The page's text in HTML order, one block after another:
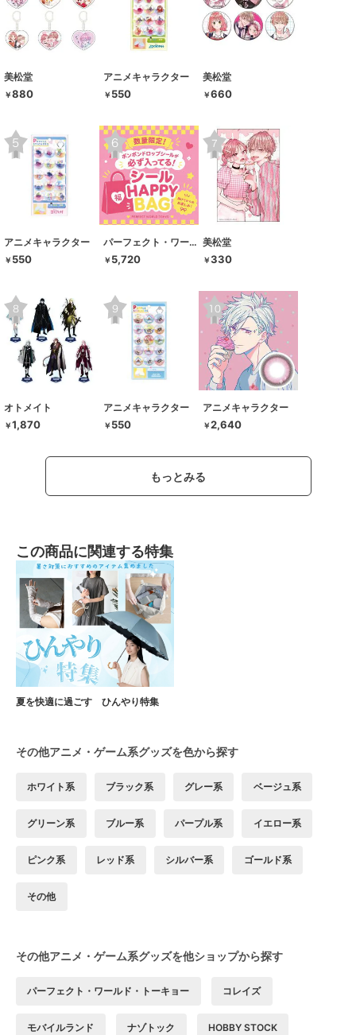
美松堂
￥880
アニメキャラクター
￥ 550
美松堂
￥660
アニメキャラクター
￥ 550
パーフェクト・ワールド・トーキョー
￥ 5,720
美松堂
￥330
オトメイト
￥1,870
アニメキャラクター
￥ 550
アニメキャラクター
￥2,640
もっとみる
この商品に関連する特集
夏を快適に過ごす ひんやり特集
その他アニメ・ゲーム系グッズを色から探す
ホワイト系 ブラック系 グレー系 ベージュ系
グリーン系 ブルー系 パープル系 イエロー系
ピンク系 レッド系 シルバー系 ゴールド系
その他
その他アニメ・ゲーム系グッズを他ショップから探す
パーフェクト・ワールド・トーキョー コレイズ
モバイルランド ナゾトック HOBBY STOCK